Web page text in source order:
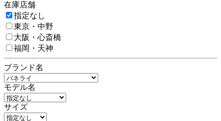
在庫店舗
指定なし
東京・中野
大阪・心斎橋
福岡・天神
ブランド名
モデル名
サイズ